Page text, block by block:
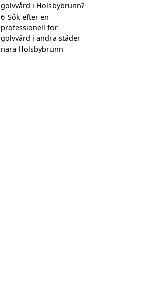
golvvård i Holsbybrunn?
6 Sök efter en
professionell för
golvvård i andra städer
nära Holsbybrunn